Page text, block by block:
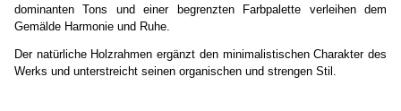
dominanten Tons und einer begrenzten Farbpalette verleihen dem
Gemälde Harmonie und Ruhe.
Der natürliche Holzrahmen ergänzt den minimalistischen Charakter des
Werks und unterstreicht seinen organischen und strengen Stil.